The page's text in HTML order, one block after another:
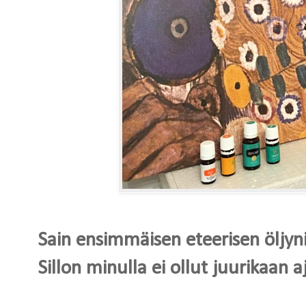
Sain ensimmäisen eteerisen
Sillon minulla ei ollut juurikaan